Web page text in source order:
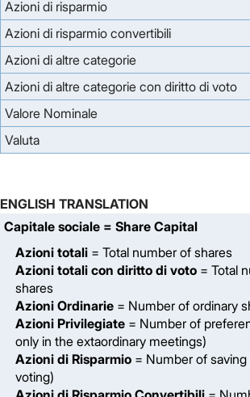
Azioni di risparmio
Azioni di risparmio convertibili
Azioni di altre categorie
Azioni di altre categorie con diritto di voto
Valore Nominale
Valuta
ENGLISH TRANSLATION
Capitale sociale = Share Capital
Azioni totali = Total number of shares
Azioni totali con diritto di voto = Total
shares
Azioni Ordinarie = Number of ordinary
Azioni Privilegiate = Number of
only in the extaordinary meetings)
Azioni di Risparmio = Number of
voting)